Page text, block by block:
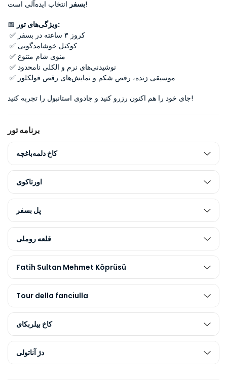
بسفر انتخاب ایده‌آلی است!
📅
ویژگی‌های تور:
✅ کروز ۳ ساعته در بسفر
✅ کوکتل خوشامدگویی
✅ منوی شام متنوع
✅ نوشیدنی‌های نرم و الکلی نامحدود
✅ موسیقی زنده، رقص شکم و نمایش‌های رقص فولکلور
جای خود را هم اکنون رزرو کنید و جادوی استانبول را تجربه کنید!
برنامه تور
کاخ دلمه‌باغچه
اورتاکوی
پل بسفر
قلعه روملی
Fatih Sultan Mehmet Köprüsü
Tour della fanciulla
کاخ بیلربکای
دژ آناتولی